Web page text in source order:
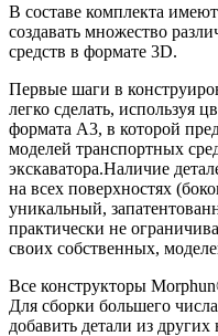
В составе комплекта
создавать множество
средств в формате 3D.
Первые шаги в
легко сделать, используя
формата А3, в которой
моделей транспортных
экскаватора.Наличие
на всех поверхностях
уникальный,
практически не
своих собственных,
Все конструкторы
Для сборки большего
добавить детали из